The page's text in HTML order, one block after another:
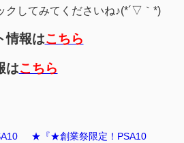
クしてみてくださいね♪(*´▽｀*)
情報はこちら
はこちら
★『★創業祭限定！PSA10